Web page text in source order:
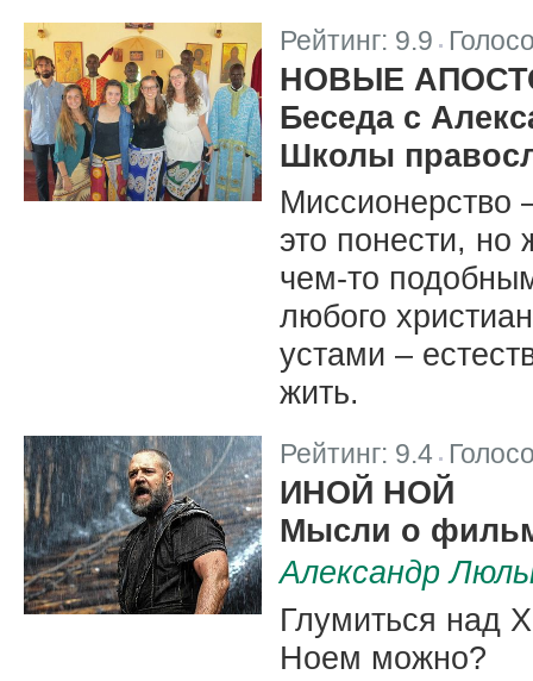
Рейтинг: 9.9
НОВЫЕ
Беседа с
Школы
Миссионерство
это понести, но
чем-то
любого
устами –
жить.
Рейтинг: 9.4
ИНОЙ НОЙ
Мысли о
Александр
Глумиться над
Ноем можно?